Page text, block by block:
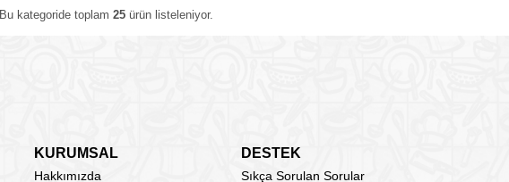
Bu kategoride toplam 25 ürün listeleniyor.
KURUMSAL DESTEK
Hakkımızda Sıkça Sorulan Sorular